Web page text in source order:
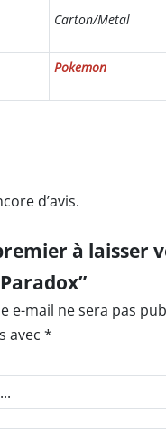
Carton/Metal
Pokemon
d’avis.
à laisser
e-mail ne sera pas
avec *